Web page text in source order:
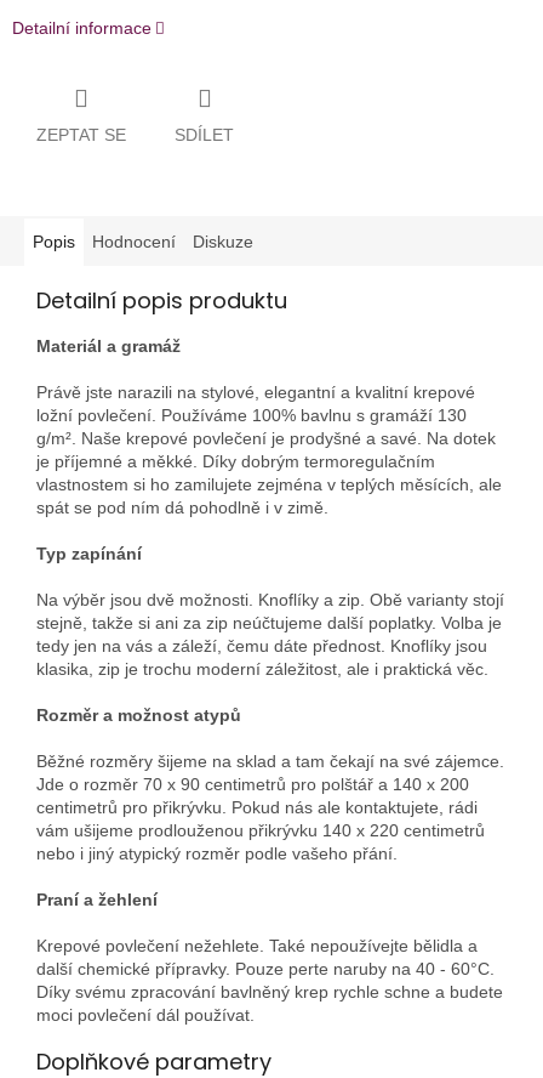
Detailní informace
ZEPTAT SE SDÍLET
Popis Hodnocení Diskuze
Detailní popis produktu
Materiál a gramáž
Právě jste narazili na stylové, elegantní a kvalitní krepové
ložní povlečení. Používáme 100% bavlnu s gramáží 130
g/m². Naše krepové povlečení je prodyšné a savé. Na dotek
je příjemné a měkké. Díky dobrým termoregulačním
vlastnostem si ho zamilujete zejména v teplých měsících, ale
spát se pod ním dá pohodlně i v zimě.
Typ zapínání
Na výběr jsou dvě možnosti. Knoflíky a zip. Obě varianty stojí
stejně, takže si ani za zip neúčtujeme další poplatky. Volba je
tedy jen na vás a záleží, čemu dáte přednost. Knoflíky jsou
klasika, zip je trochu moderní záležitost, ale i praktická věc.
Rozměr a možnost atypů
Běžné rozměry šijeme na sklad a tam čekají na své zájemce.
Jde o rozměr 70 x 90 centimetrů pro polštář a 140 x 200
centimetrů pro přikrývku. Pokud nás ale kontaktujete, rádi
vám ušijeme prodlouženou přikrývku 140 x 220 centimetrů
nebo i jiný atypický rozměr podle vašeho přání.
Praní a žehlení
Krepové povlečení nežehlete. Také nepoužívejte bělidla a
další chemické přípravky. Pouze perte naruby na 40 - 60°C.
Díky svému zpracování bavlněný krep rychle schne a budete
moci povlečení dál používat.
Doplňkové parametry